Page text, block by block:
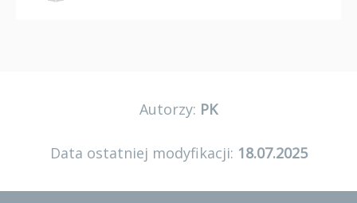
Autorzy: PK
Data ostatniej modyfikacji: 18.07.2025